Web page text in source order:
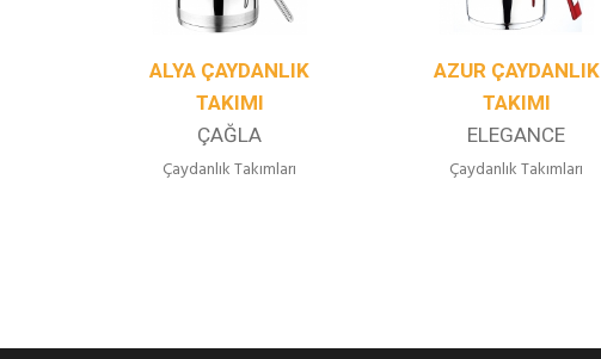
ALYA ÇAYDANLIK
TAKIMI
ÇAĞLA
Çaydanlık Takımları
AZUR ÇAYDANLIK
TAKIMI
ELEGANCE
Çaydanlık Takımları